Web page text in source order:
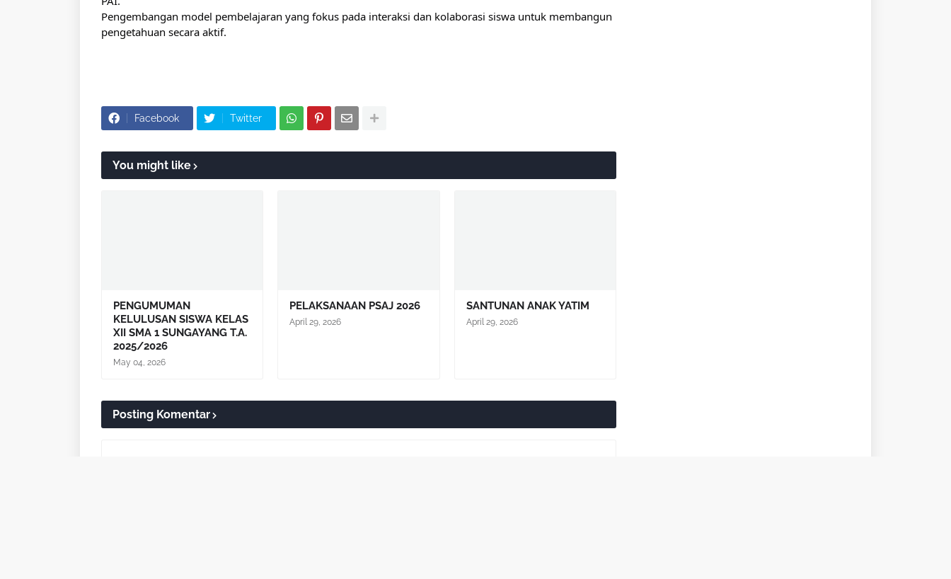
Pengembangan model pembelajaran yang fokus pada interaksi dan kolaborasi siswa untuk membangun
pengetahuan secara aktif.
Facebook Twitter
You might like
PENGUMUMAN
KELULUSAN SISWA KELAS
XII SMA 1 SUNGAYANG T.A.
2025/2026
May 04, 2026
PELAKSANAAN PSAJ 2026
April 29, 2026
SANTUNAN ANAK YATIM
April 29, 2026
Posting Komentar